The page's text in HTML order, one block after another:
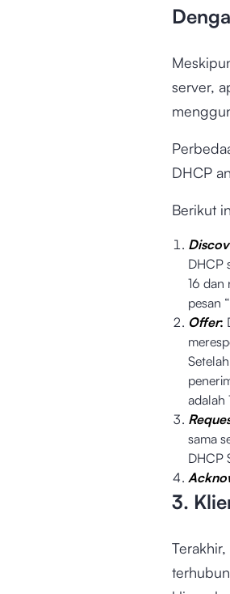
server,
DHCP
Berikut
DHCP
16 dan
pesan
Offer:
adalah
sama
DHCP
3.